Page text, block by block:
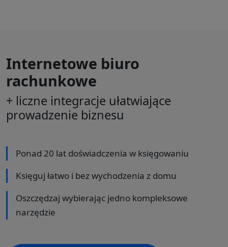
Internetowe biuro
rachunkowe
+ liczne integracje ułatwiające
prowadzenie biznesu
Ponad 20 lat doświadczenia w księgowaniu
Księguj łatwo i bez wychodzenia z domu
Oszczędzaj wybierając jedno kompleksowe
narzędzie